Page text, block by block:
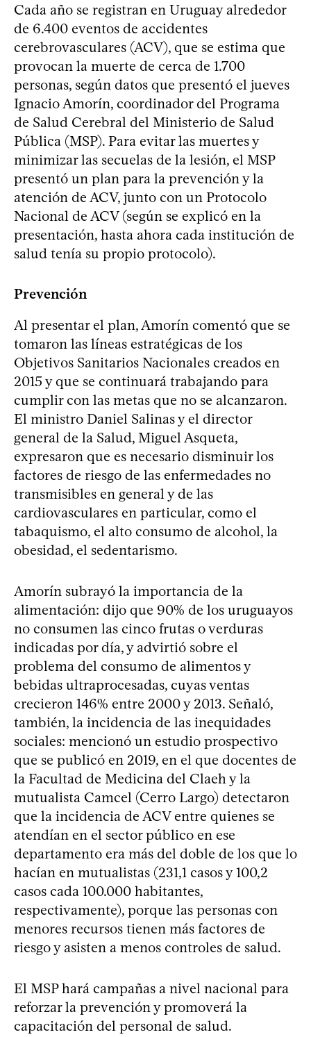
Cada año se registran en Uruguay alrededor
de 6.400 eventos de accidentes
cerebrovasculares (ACV), que se estima que
provocan la muerte de cerca de 1.700
personas, según datos que presentó el jueves
Ignacio Amorín, coordinador del Programa
de Salud Cerebral del Ministerio de Salud
Pública (MSP). Para evitar las muertes y
minimizar las secuelas de la lesión, el MSP
presentó un plan para la prevención y la
atención de ACV, junto con un Protocolo
Nacional de ACV (según se explicó en la
presentación, hasta ahora cada institución de
salud tenía su propio protocolo).
Prevención
Al presentar el plan, Amorín comentó que se
tomaron las líneas estratégicas de los
Objetivos Sanitarios Nacionales creados en
2015 y que se continuará trabajando para
cumplir con las metas que no se alcanzaron.
El ministro Daniel Salinas y el director
general de la Salud, Miguel Asqueta,
expresaron que es necesario disminuir los
factores de riesgo de las enfermedades no
transmisibles en general y de las
cardiovasculares en particular, como el
tabaquismo, el alto consumo de alcohol, la
obesidad, el sedentarismo.
Amorín subrayó la importancia de la
alimentación: dijo que 90% de los uruguayos
no consumen las cinco frutas o verduras
indicadas por día, y advirtió sobre el
problema del consumo de alimentos y
bebidas ultraprocesadas, cuyas ventas
crecieron 146% entre 2000 y 2013. Señaló,
también, la incidencia de las inequidades
sociales: mencionó un estudio prospectivo
que se publicó en 2019, en el que docentes de
la Facultad de Medicina del Claeh y la
mutualista Camcel (Cerro Largo) detectaron
que la incidencia de ACV entre quienes se
atendían en el sector público en ese
departamento era más del doble de los que lo
hacían en mutualistas (231,1 casos y 100,2
casos cada 100.000 habitantes,
respectivamente), porque las personas con
menores recursos tienen más factores de
riesgo y asisten a menos controles de salud.
El MSP hará campañas a nivel nacional para
reforzar la prevención y promoverá la
capacitación del personal de salud.